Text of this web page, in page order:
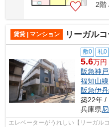
2階
賃貸 | マンション リーガル
敷0 礼0
5.6万円
阪急神
福知山線
阪急伊
築22年 /
兵庫県
エレベーターがうれしい【リーガル